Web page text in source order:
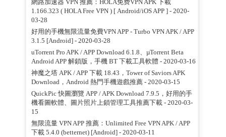
網路加速器 VPN 推薦：HOLA免费VPN APK 下載
1.166.323 ( HOLA Free VPN ) [ Android/iOS APP ]- 2020-
03-28
好用的手機無限流量免費VPN APP - Turbo VPN APK / APP
3.1.5 [Android]- 2020-03-28
uTorrent Pro APK / APP Download 6.1.8、µTorrent Beta
Android APP 解鎖版，手機 BT 下載工具軟體 - 2020-03-16
神魔之塔 APK / APP 下載 18.43，Tower of Saviors APK
Download，Android 熱門手機遊戲推薦- 2020-03-15
QuickPic 快圖瀏覽 APP / APK Download 7.9.5，好用的手
機看圖軟體、圖片照片上鎖管理工具推薦下載- 2020-03-
15
無限流量 VPN APP 推薦：Unlimited Free VPN APK / APP
下載 5.4.0 (betternet) [Android]- 2020-03-11